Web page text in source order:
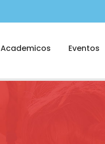
Academicos Eventos